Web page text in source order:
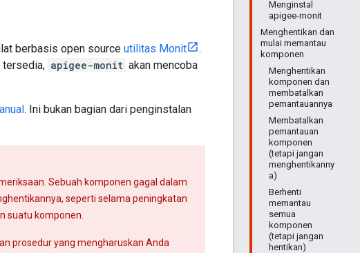
Menginstal
apigee-monit
Menghentikan dan
mulai memantau
komponen
Menghentikan
komponen dan
membatalkan
pemantauannya
Membatalkan
pemantauan
komponen
(tetapi jangan
menghentikanny
a)
Berhenti
memantau
semua
komponen
(tetapi jangan
hentikan)
berbasis open source utilitas Monit
.
tersedia, apigee-monit akan mencoba
. Ini bukan bagian dari penginstalan
Sebuah komponen gagal dalam
seperti selama peningkatan
suatu komponen.
prosedur yang mengharuskan Anda